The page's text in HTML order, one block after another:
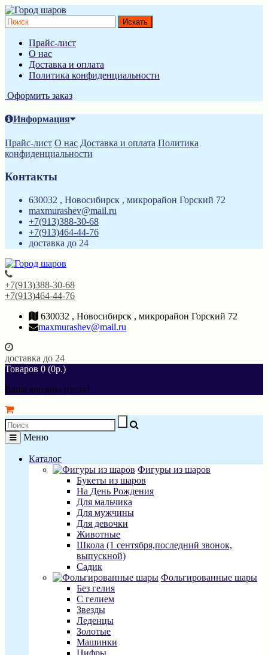
Прайс-лист
О нас
Доставка и оплата
Политика конфиденциальности
Оформить заказ
Информация
Прайс-лист О нас Доставка и оплата Политика
конфиденциальности
Контакты
630032 , Новосибирск , микрорайон Горский 72
maxmurashev@mail.ru
+7(913)388-30-68
+7(913)464-44-76
доставка до 24
+7(913)388-30-68
+7(913)464-44-76
630032 , Новосибирск , микрорайон Горский 72
maxmurashev@mail.ru
доставка до 24
Товаров 0 (0р.)
Ваша корзина пуста!
Меню
Каталог
Фигуры из шаров
Букеты из шаров
На День Рождения
Для мальчика
Для мужчины
Для девочки
Животные
Школа (1 сентября,последний звонок,
выпускной)
Садик
Фольгированные шары
Без гелия
С гелием
Звезды
Леденцы
Золотые
Машинки
Цифры